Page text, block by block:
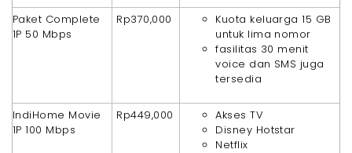
Paket Complete
1P 50 Mbps
Rp370,000
Kuota keluarga 15 GB
untuk lima nomor
fasilitas 30 menit
voice dan SMS juga
tersedia
IndiHome Movie
1P 100 Mbps
Rp449,000
Akses TV
Disney Hotstar
Netflix